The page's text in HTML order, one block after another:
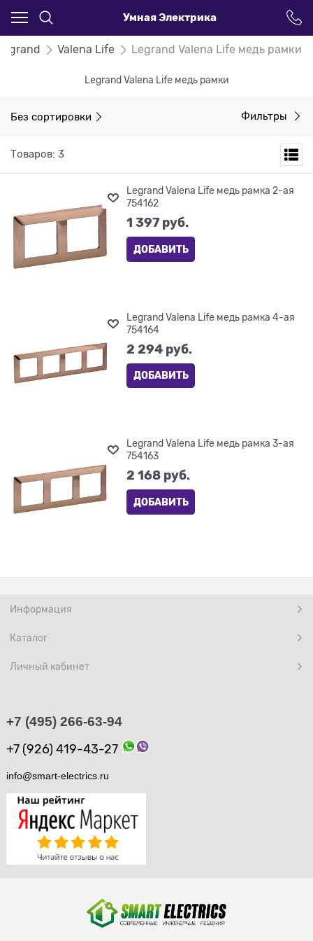
Умная Электрика
Valena Life Legrand Valena Life медь рамки
Legrand Valena Life медь рамки
Без сортировки Фильтры
Товаров: 3
Legrand Valena Life медь рамка 2-ая
754162
1 397 руб.
ДОБАВИТЬ
Legrand Valena Life медь рамка 4-ая
754164
2 294 руб.
ДОБАВИТЬ
Legrand Valena Life медь рамка 3-ая
754163
2 168 руб.
ДОБАВИТЬ
Информация
Каталог
Личный кабинет
+7 (495) 266-63-94
+7 (926) 419-43-27
info@smart-electrics.ru